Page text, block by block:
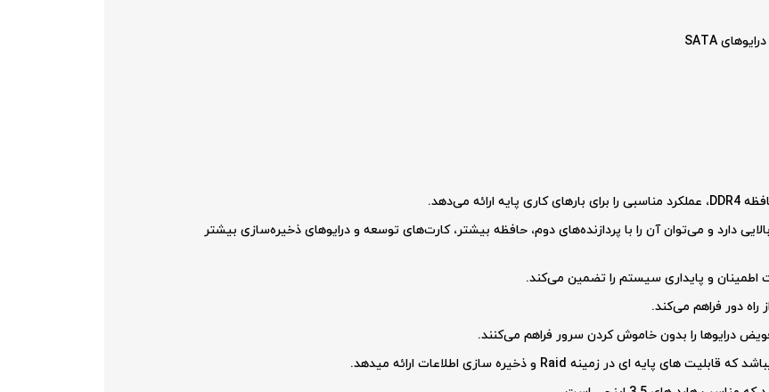
دارد و می‌توان آن را با پردازنده‌های دوم، حافظه بیشتر، کارت‌های توسعه و درایوهای ذخیره‌سازی بیشتر
اطمینان و پایداری سیستم را تضمین می‌کند.